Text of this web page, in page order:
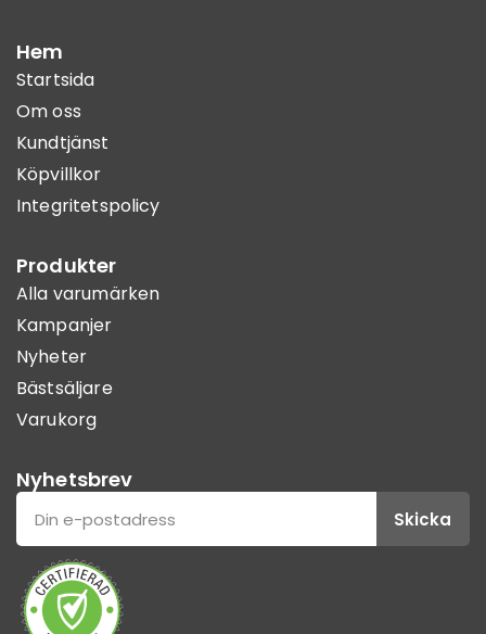
Hem
Startsida
Om oss
Kundtjänst
Köpvillkor
Integritetspolicy
Produkter
Alla varumärken
Kampanjer
Nyheter
Bästsäljare
Varukorg
Nyhetsbrev
Skicka